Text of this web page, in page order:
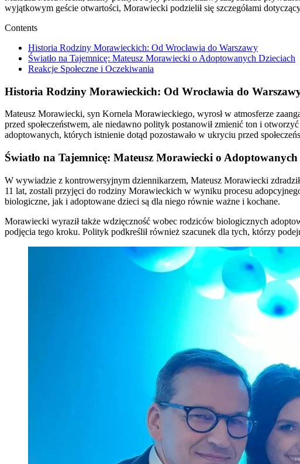
wyjątkowym geście otwartości, Morawiecki podzielił się szczegółami
Contents
Historia Rodziny Morawieckich: Od Wrocławia do Warszawy
Światło na Tajemnicę: Mateusz Morawiecki o Adoptowanych Dzieciach
Reakcje Społeczne i Oczekiwania
Historia Rodziny Morawieckich: Od Wrocławia do
Mateusz Morawiecki, syn Kornela Morawieckiego, wyrosł w atmosferze
przed społeczeństwem, ale niedawno polityk postanowił zmienić ton i
adoptowanych, których istnienie dotąd pozostawało w ukryciu przed
Światło na Tajemnicę: Mateusz Morawiecki o Adoptowanych
W wywiadzie z kontrowersyjnym dziennikarzem, Mateusz Morawiecki
11 lat, zostali przyjęci do rodziny Morawieckich w wyniku procesu
biologiczne, jak i adoptowane dzieci są dla niego równie ważne i kochane.
Morawiecki wyraził także wdzięczność wobec rodziców biologicznych
podjęcia tego kroku. Polityk podkreślił również szacunek dla tych, którzy